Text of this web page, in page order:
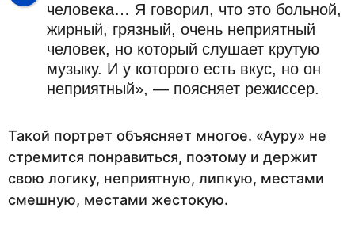
человека… Я говорил, что это больной,
жирный, грязный, очень неприятный
человек, но который слушает крутую
музыку. И у которого есть вкус, но он
неприятный», — поясняет режиссер.
Такой портрет объясняет многое. «Ауру» не
стремится понравиться, поэтому и держит
свою логику, неприятную, липкую, местами
смешную, местами жестокую.